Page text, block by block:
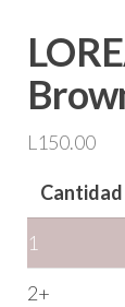
L 150.00
Cantidad
1
2+